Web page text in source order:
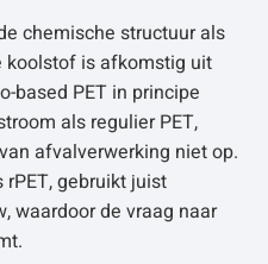
chemische structuur als
koolstof is afkomstig uit
based PET in principe
als regulier PET,
afvalverwerking niet op.
gebruikt juist
waardoor de vraag naar